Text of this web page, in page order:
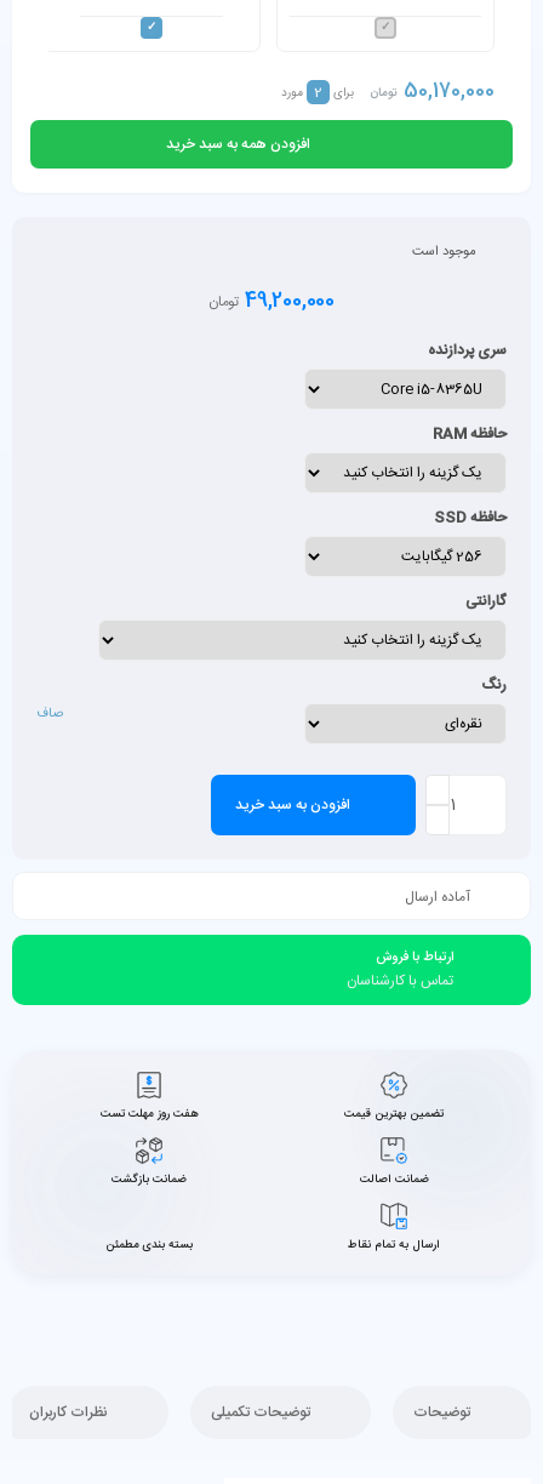
50,170,000 تومان برای 2 مورد
افزودن همه به سبد خرید
موجود است
49,200,000 تومان
سری پردازنده
حافظه RAM
حافظه SSD
گارانتی
رنگ
صاف
افزودن به سبد خرید
آماده ارسال
ارتباط با فروش
تماس با کارشناسان
تضمین بهترین قیمت هفت روز مهلت تست
ضمانت اصالت ضمانت بازگشت
ارسال به تمام نقاط بسته بندی مطمئن
توضیحات توضیحات تکمیلی نظرات کاربران